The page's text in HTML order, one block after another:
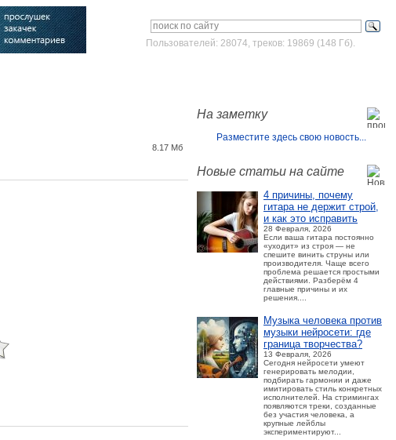
Пользователей: 28074, треков: 19869 (148 Гб).
На заметку
Разместите здесь свою новость...
Новые статьи на сайте
4 причины, почему
гитара не держит строй,
и как это исправить
28 Февраля, 2026
Если ваша гитара постоянно
«уходит» из строя — не
спешите винить струны или
производителя. Чаще всего
проблема решается простыми
действиями. Разберём 4
главные причины и их
решения....
Музыка человека против
музыки нейросети: где
граница творчества?
13 Февраля, 2026
Сегодня нейросети умеют
генерировать мелодии,
подбирать гармонии и даже
имитировать стиль конкретных
исполнителей. На стримингах
появляются треки, созданные
без участия человека, а
крупные лейблы
экспериментируют...
8.17 Мб